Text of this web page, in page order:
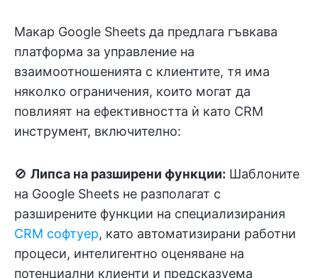
Макар Google Sheets да предлага гъвкава
платформа за управление на
взаимоотношенията с клиентите, тя има
няколко ограничения, които могат да
повлияят на ефективността ѝ като CRM
инструмент, включително:
🚫 Липса на разширени функции: Шаблоните
на Google Sheets не разполагат с
разширените функции на специализирания
CRM софтуер, като автоматизирани работни
процеси, интелигентно оценяване на
потенциални клиенти и предсказуема